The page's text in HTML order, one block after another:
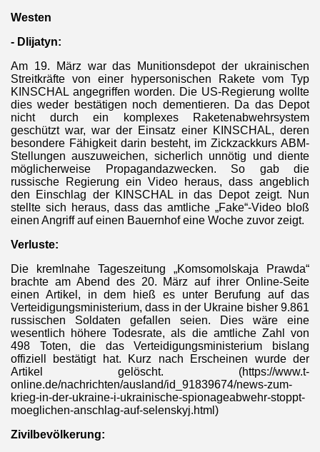
Westen
- Dlijatyn:
Am 19. März war das Munitionsdepot der ukrainischen
Streitkräfte von einer hypersonischen Rakete vom Typ
KINSCHAL angegriffen worden. Die US-Regierung wollte
dies weder bestätigen noch dementieren. Da das Depot
nicht durch ein komplexes Raketenabwehrsystem
geschützt war, war der Einsatz einer KINSCHAL, deren
besondere Fähigkeit darin besteht, im Zickzackkurs ABM-
Stellungen auszuweichen, sicherlich unnötig und diente
möglicherweise Propagandazwecken. So gab die
russische Regierung ein Video heraus, dass angeblich
den Einschlag der KINSCHAL in das Depot zeigt. Nun
stellte sich heraus, dass das amtliche „Fake“-Video bloß
einen Angriff auf einen Bauernhof eine Woche zuvor zeigt.
Verluste:
Die kremlnahe Tageszeitung „Komsomolskaja Prawda“
brachte am Abend des 20. März auf ihrer Online-Seite
einen Artikel, in dem hieß es unter Berufung auf das
Verteidigungsministerium, dass in der Ukraine bisher 9.861
russischen Soldaten gefallen seien. Dies wäre eine
wesentlich höhere Todesrate, als die amtliche Zahl von
498 Toten, die das Verteidigungsministerium bislang
offiziell bestätigt hat. Kurz nach Erscheinen wurde der
Artikel gelöscht. (https://www.t-
online.de/nachrichten/ausland/id_91839674/news-zum-
krieg-in-der-ukraine-i-ukrainische-spionageabwehr-stoppt-
moeglichen-anschlag-auf-selenskyj.html)
Zivilbevölkerung: